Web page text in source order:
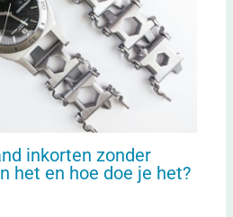
inkorten zonder
het en hoe doe je het?